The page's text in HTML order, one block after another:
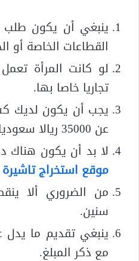
ينبغي أن يكون طلب
القطاعات الخاصة أو
لو كانت المرأة
تجاريا خاصا بها.
يجب أن يكون لديك
عن 35000 ريالا سعوديا.
لا بد أن يكون هناك
موقع استخراج
سنين.
ينبغي تقديم ما
مع ذكر المبلغ.